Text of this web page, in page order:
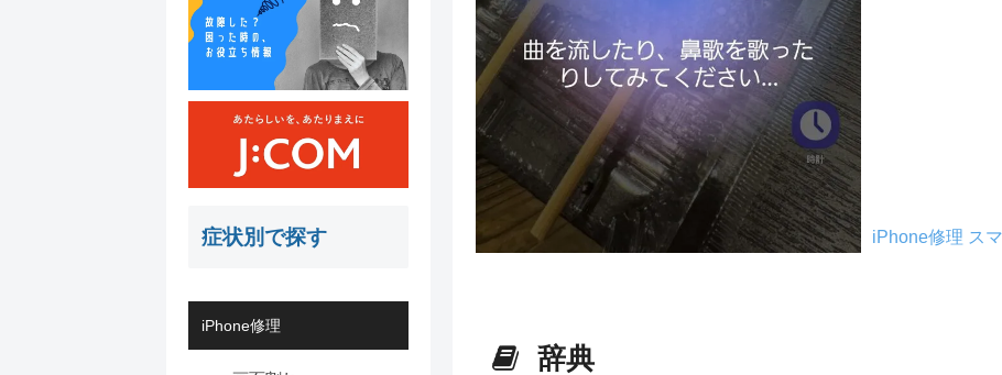
iPhone修理 ス
辞典
症状別で探す
iPhone修理